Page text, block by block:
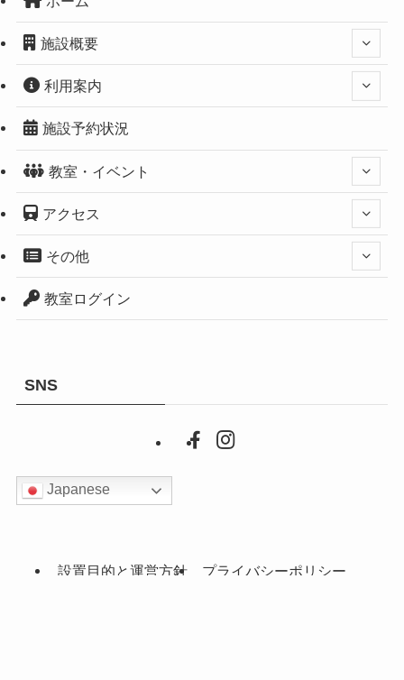
施設概要
利用案内
施設予約状況
教室・イベント
アクセス
その他
教室ログイン
SNS
Japanese
設置目的と運営方針
プライバシーポリシー